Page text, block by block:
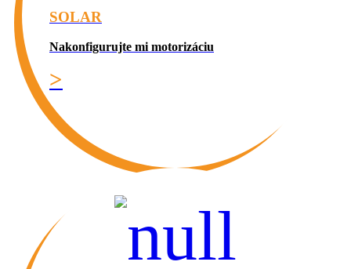
SOLAR
Nakonfigurujte mi motorizáciu
>